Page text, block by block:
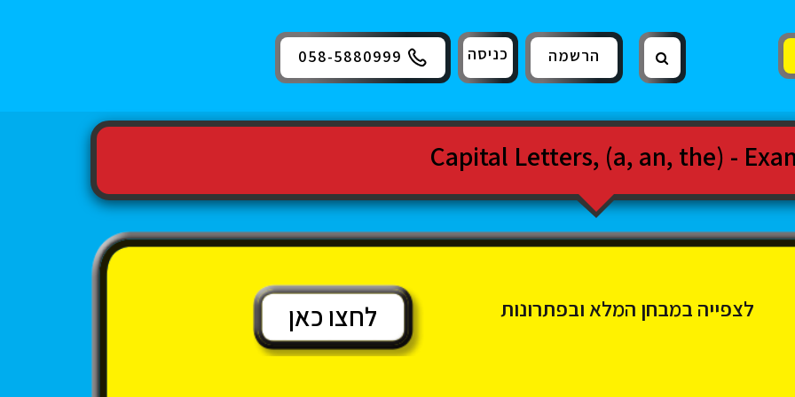
הרשמה כניסה 058-5880999
לצפייה במבחן המלא ובפתרונות לחצו כאן